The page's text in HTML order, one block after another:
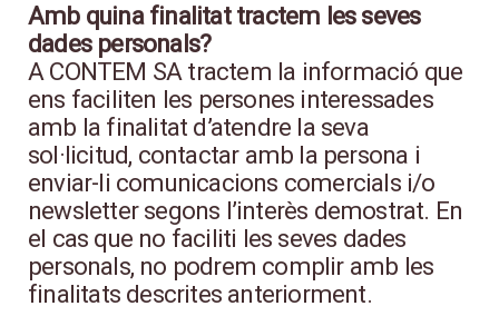
Amb quina finalitat tractem les seves
dades personals?
A CONTEM SA tractem la informació que
ens faciliten les persones interessades
amb la finalitat d’atendre la seva
sol·licitud, contactar amb la persona i
enviar-li comunicacions comercials i/o
newsletter segons l’interès demostrat. En
el cas que no faciliti les seves dades
personals, no podrem complir amb les
finalitats descrites anteriorment.